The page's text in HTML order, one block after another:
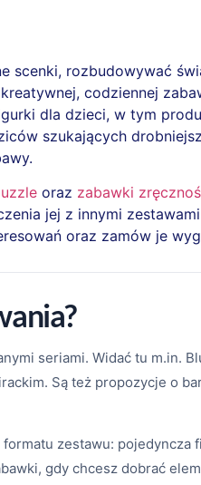
scenki, rozbudowywać
codziennej
dla dzieci, w tym
szukających
oraz zabawki
jej z innymi
oraz zamów je
seriami. Widać tu m.in.
Są też propozycje o
zestawu:
gdy chcesz dobrać